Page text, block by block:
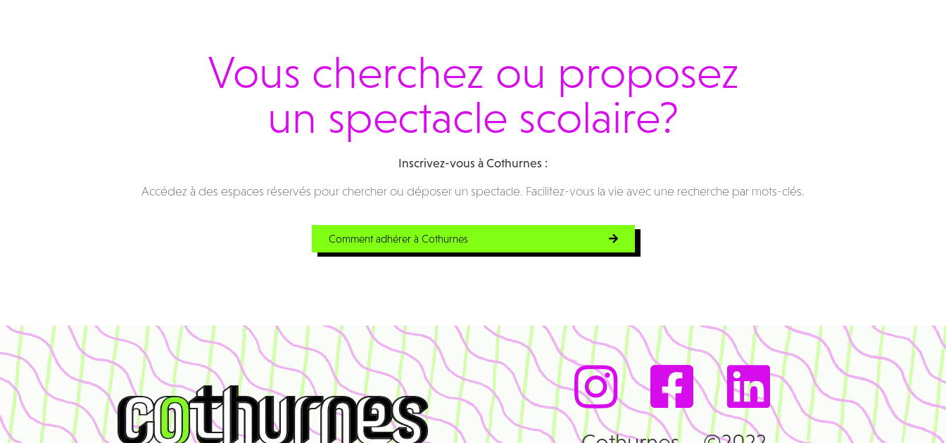
Vous cherchez ou proposez
un spectacle scolaire?
Inscrivez-vous à Cothurnes :
Accédez à des espaces réservés pour chercher ou déposer un spectacle. Facilitez-vous la vie avec une recherche par mots-clés.
Comment adhérer à Cothurnes